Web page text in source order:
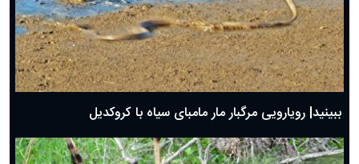
ببینید| رویارویی مرگبار مار مامبای سیاه با کروکدیل